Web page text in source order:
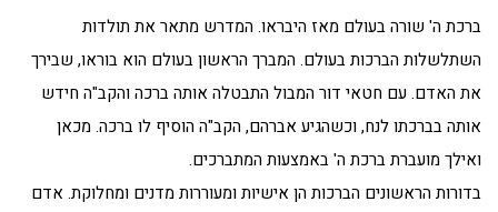
ברכת ה' שורה בעולם מאז היבראו. המדרש מתאר את תולדות
השתלשלות הברכות בעולם. המברך הראשון בעולם הוא בוראו, שבירך
את האדם. עם חטאי דור המבול התבטלה אותה ברכה והקב"ה חידש
אותה בברכתו לנח, וכשהגיע אברהם, הקב"ה הוסיף לו ברכה. מכאן
ואילך מועברת ברכת ה' באמצעות המתברכים.
בדורות הראשונים הברכות הן אישיות ומעוררות מדנים ומחלוקת. אדם